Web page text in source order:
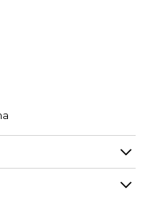
Pembe, Beyaz